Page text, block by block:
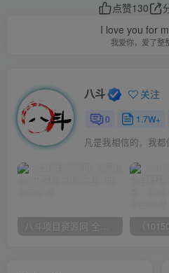
点赞130
I love you for
我爱你，爱了整
八斗 关注
0 1.7W+
八斗项目资源网 全网正品VIP课程 无损下载~